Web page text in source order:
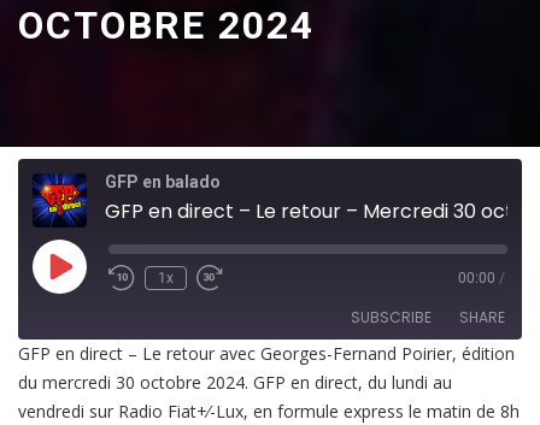
a
n
OCTOBRE 2024
GFP en balado
Play
Episode
1x 00:00 /
SUBSCRIBE SHARE
RSS FEED
SHARE
GFP en direct – Le retour avec Georges-Fernand Poirier, édition
du mercredi 30 octobre 2024. GFP en direct, du lundi au
vendredi sur Radio Fiat+⁄-Lux, en formule express le matin de 8h